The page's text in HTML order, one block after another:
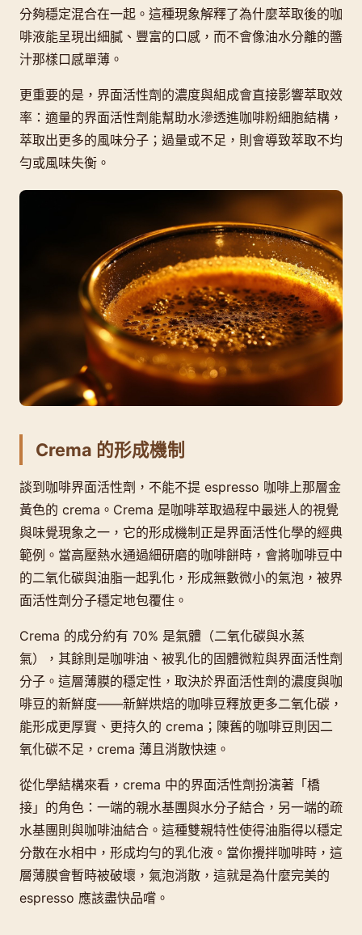
分夠穩定混合在一起。這種現象解釋了為什麼萃取後的咖
啡液能呈現出細膩、豐富的口感，而不會像油水分離的醬
汁那樣口感單薄。
更重要的是，界面活性劑的濃度與組成會直接影響萃取效
率：適量的界面活性劑能幫助水滲透進咖啡粉細胞結構，
萃取出更多的風味分子；過量或不足，則會導致萃取不均
勻或風味失衡。
Crema 的形成機制
談到咖啡界面活性劑，不能不提 espresso 咖啡上那層金
黃色的 crema。Crema 是咖啡萃取過程中最迷人的視覺
與味覺現象之一，它的形成機制正是界面活性化學的經典
範例。當高壓熱水通過細研磨的咖啡餅時，會將咖啡豆中
的二氧化碳與油脂一起乳化，形成無數微小的氣泡，被界
面活性劑分子穩定地包覆住。
Crema 的成分約有 70% 是氣體（二氧化碳與水蒸
氣），其餘則是咖啡油、被乳化的固體微粒與界面活性劑
分子。這層薄膜的穩定性，取決於界面活性劑的濃度與咖
啡豆的新鮮度——新鮮烘焙的咖啡豆釋放更多二氧化碳，
能形成更厚實、更持久的 crema；陳舊的咖啡豆則因二
氧化碳不足，crema 薄且消散快速。
從化學結構來看，crema 中的界面活性劑扮演著「橋
接」的角色：一端的親水基團與水分子結合，另一端的疏
水基團則與咖啡油結合。這種雙親特性使得油脂得以穩定
分散在水相中，形成均勻的乳化液。當你攪拌咖啡時，這
層薄膜會暫時被破壞，氣泡消散，這就是為什麼完美的
espresso 應該盡快品嚐。